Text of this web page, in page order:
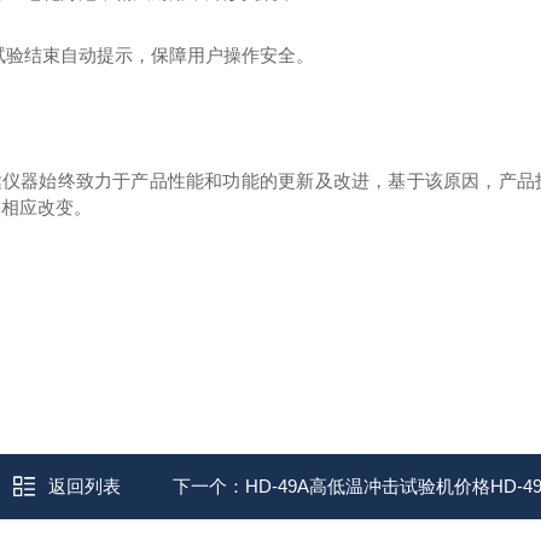
验结束自动提示，保障用户操作安全。
器始终致力于产品性能和功能的更新及改进，基于该原因，产品
应改变。
返回列表 下一个： HD-49A高低温冲击试验机价格HD-